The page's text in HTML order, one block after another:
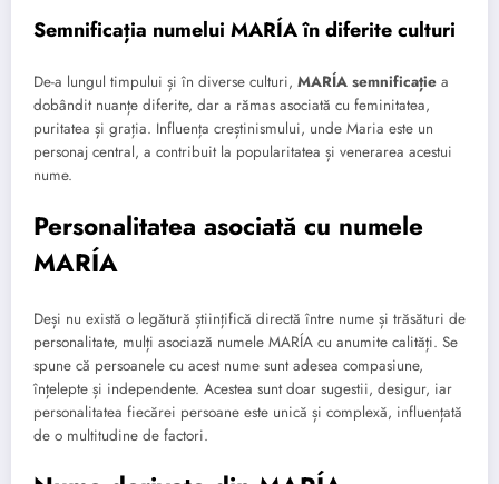
Semnificația numelui MARÍA în diferite culturi
De-a lungul timpului și în diverse culturi, MARÍA semnificație a
dobândit nuanțe diferite, dar a rămas asociată cu feminitatea,
puritatea și grația. Influența creștinismului, unde Maria este un
personaj central, a contribuit la popularitatea și venerarea acestui
nume.
Personalitatea asociată cu numele
MARÍA
Deși nu există o legătură științifică directă între nume și trăsături de
personalitate, mulți asociază numele MARÍA cu anumite calități. Se
spune că persoanele cu acest nume sunt adesea compasiune,
înțelepte și independente. Acestea sunt doar sugestii, desigur, iar
personalitatea fiecărei persoane este unică și complexă, influențată
de o multitudine de factori.